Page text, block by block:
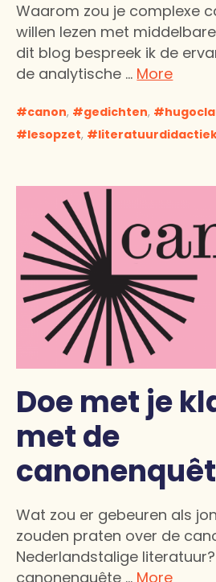
Waarom zou je complexe
willen lezen met
dit blog bespreek ik de
de analytische … More
canon, gedichten,
lesopzet,
Doe met je
met de
Wat zou er gebeuren als
zouden praten over de
Nederlandstalige
canonenquête … More